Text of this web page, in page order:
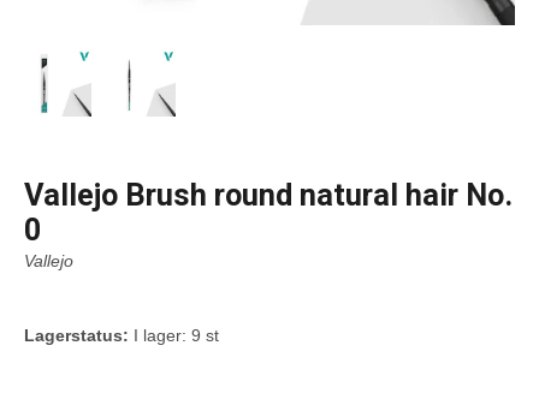
Vallejo Brush round natural hair No.
0
Vallejo
Lagerstatus: I lager: 9 st